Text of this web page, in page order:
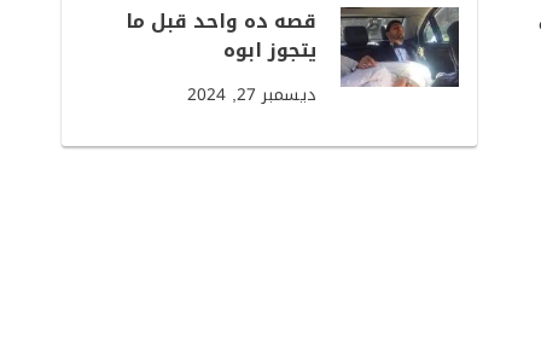
قصه ده واحد قبل ما
يتجوز ابوه
ديسمبر 27, 2024